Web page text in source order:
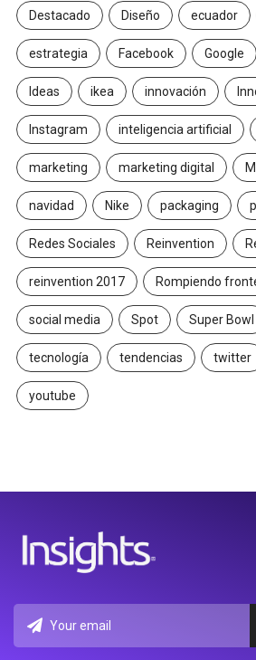
Destacado Diseño ecuador
estrategia Facebook Google
Ideas ikea innovación
Instagram inteligencia artificial
marketing marketing digital
navidad Nike packaging
Redes Sociales Reinvention
reinvention 2017 Rompiendo
social media Spot Super Bowl
tecnología tendencias twitter
youtube